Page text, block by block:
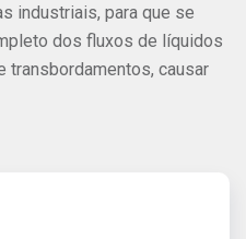
industriais, para que se
dos fluxos de líquidos
transbordamentos, causar